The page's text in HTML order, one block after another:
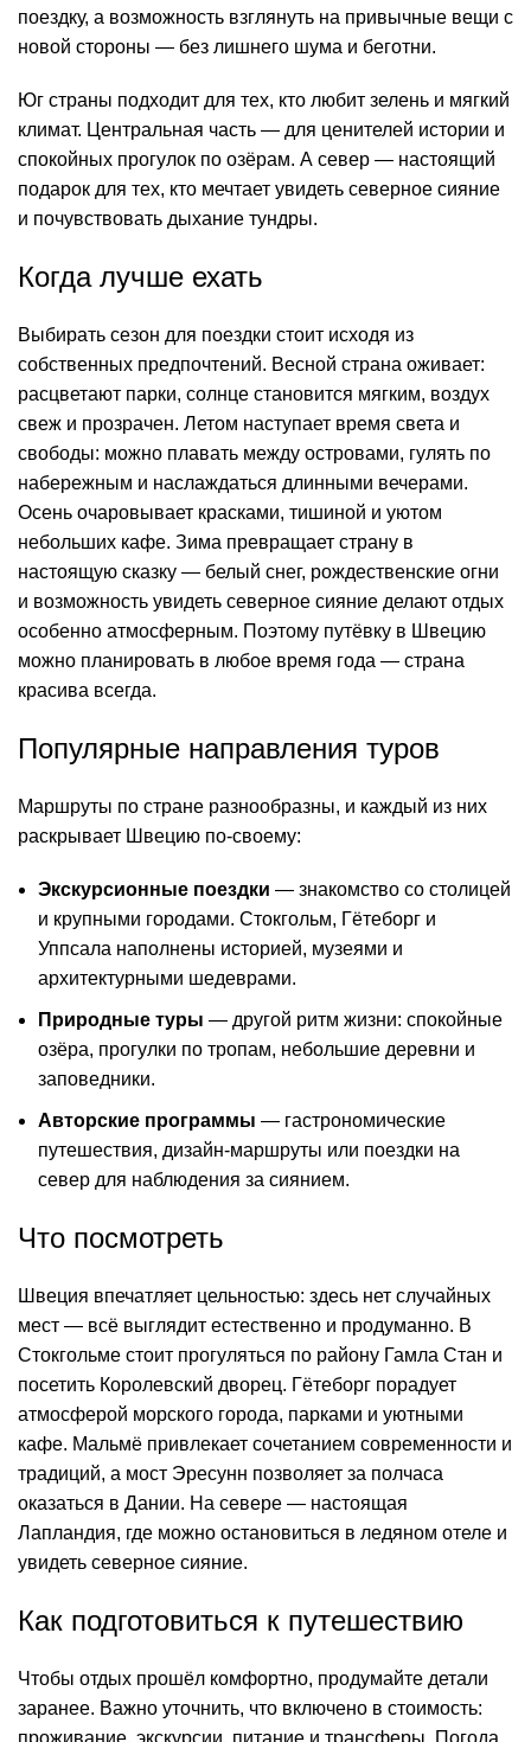
поездку, а возможность взглянуть на привычные вещи с
новой стороны — без лишнего шума и беготни.
Юг страны подходит для тех, кто любит зелень и мягкий
климат. Центральная часть — для ценителей истории и
спокойных прогулок по озёрам. А север — настоящий
подарок для тех, кто мечтает увидеть северное сияние
и почувствовать дыхание тундры.
Когда лучше ехать
Выбирать сезон для поездки стоит исходя из
собственных предпочтений. Весной страна оживает:
расцветают парки, солнце становится мягким, воздух
свеж и прозрачен. Летом наступает время света и
свободы: можно плавать между островами, гулять по
набережным и наслаждаться длинными вечерами.
Осень очаровывает красками, тишиной и уютом
небольших кафе. Зима превращает страну в
настоящую сказку — белый снег, рождественские огни
и возможность увидеть северное сияние делают отдых
особенно атмосферным. Поэтому путёвку в Швецию
можно планировать в любое время года — страна
красива всегда.
Популярные направления туров
Маршруты по стране разнообразны, и каждый из них
раскрывает Швецию по-своему:
Экскурсионные поездки — знакомство со столицей
и крупными городами. Стокгольм, Гётеборг и
Уппсала наполнены историей, музеями и
архитектурными шедеврами.
Природные туры — другой ритм жизни: спокойные
озёра, прогулки по тропам, небольшие деревни и
заповедники.
Авторские программы — гастрономические
путешествия, дизайн-маршруты или поездки на
север для наблюдения за сиянием.
Что посмотреть
Швеция впечатляет цельностью: здесь нет случайных
мест — всё выглядит естественно и продуманно. В
Стокгольме стоит прогуляться по району Гамла Стан и
посетить Королевский дворец. Гётеборг порадует
атмосферой морского города, парками и уютными
кафе. Мальмё привлекает сочетанием современности и
традиций, а мост Эресунн позволяет за полчаса
оказаться в Дании. На севере — настоящая
Лапландия, где можно остановиться в ледяном отеле и
увидеть северное сияние.
Как подготовиться к путешествию
Чтобы отдых прошёл комфортно, продумайте детали
заранее. Важно уточнить, что включено в стоимость: